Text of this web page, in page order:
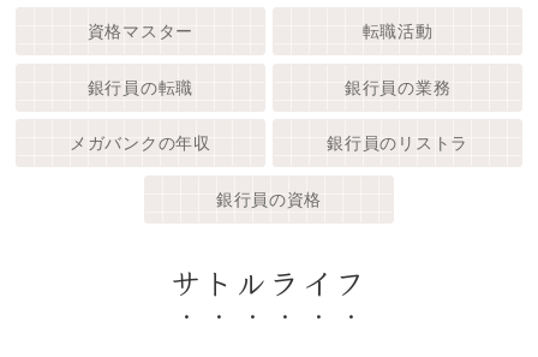
サトルライフ
資格マスター 転職活動
銀行員の転職 銀行員の業務
メガバンクの年収 銀行員のリストラ
銀行員の資格